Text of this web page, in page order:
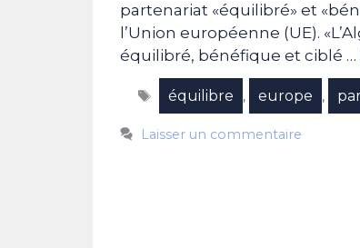
partenariat «équilibré» et
l’Union européenne (UE).
équilibré, bénéfique et ciblé …
Étiquettes
équilibre , europe ,
Laisser un commentaire